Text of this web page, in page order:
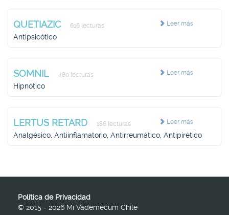
Leer más
QUETIAZIC 616 lecturas
Antipsicótico
Leer más
SOMNIL 480 lecturas
Hipnótico
Leer más
LERTUS RETARD 186 lecturas
Analgésico, Antiinflamatorio, Antirreumático, Antipirético
Política de Privacidad
© 2015 - 2026 Mi Vademecum Chile